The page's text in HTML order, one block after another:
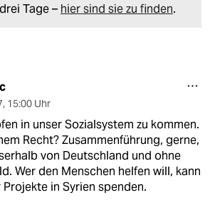
Tage – hier sind sie zu finden.
, 15:00 Uhr
in unser Sozialsystem zu kommen.
Recht? Zusammenführung, gerne,
von Deutschland und ohne
Wer den Menschen helfen will, kann
in Syrien spenden.